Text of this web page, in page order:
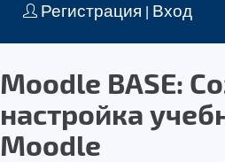
Регистрация Вход
Moodle BASE:
настройка
Moodle